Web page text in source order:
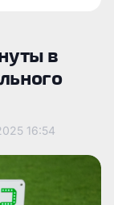
в
16:54